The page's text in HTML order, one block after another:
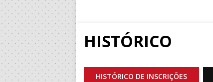
HISTÓRICO
HISTÓRICO DE INSCRIÇÕES